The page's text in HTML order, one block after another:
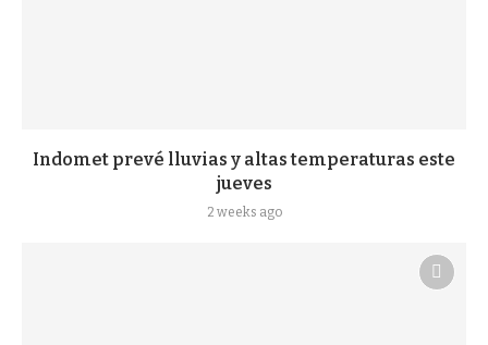
Indomet prevé lluvias y altas temperaturas este
jueves
2 weeks ago